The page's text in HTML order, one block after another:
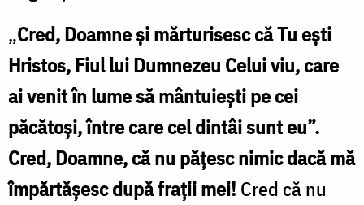
„Cred, Doamne şi mărturisesc că Tu eşti
Hristos, Fiul lui Dumnezeu Celui viu, care
ai venit în lume să mântuieşti pe cei
păcătoşi, între care cel dintâi sunt eu”.
Cred, Doamne, că nu pățesc nimic dacă mă
împărtășesc după frații mei! Cred că nu